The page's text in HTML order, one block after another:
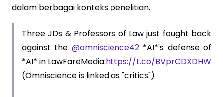
dalam berbagai konteks penelitian.
Three JDs & Professors of Law just fought back
against the @omniscience42*AI*'s defense of
*AI* in LawFareMedia:https://t.co/BVprCDXDHW
(Omniscience is linked as "critics")